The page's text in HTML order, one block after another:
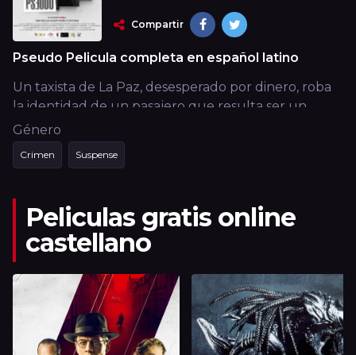
Compartir
Pseudo Pelicula completa en español latino
Un taxista de La Paz, desesperado por dinero, roba
la identidad de un pasajero que resulta ser un
mercenario contratado para cometer un atentado.
Género
Crimen Suspense
Peliculas gratis online
castellano